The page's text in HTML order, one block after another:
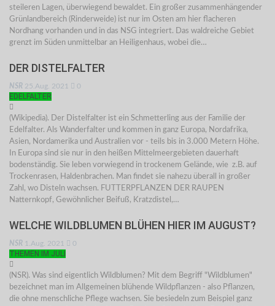
steileren Lagen, überwiegend bewaldet. Ein großer zusammenhängender
Grünlandbereich (Rinderweide) ist nur im Osten am hier flacheren
Nordhang vorhanden und in das NSG integriert. Das waldreiche Gebiet
grenzt im Süden unmittelbar an Heiligenhaus, wobei die…
DER DISTELFALTER
NSR 25.Aug. 2021 0
EDELFALTER
(Wikipedia). Der Distelfalter ist ein Schmetterling aus der Familie der
Edelfalter. Als Wanderfalter und kommen in ganz Europa, Nordafrika,
Asien, Nordamerika und Australien vor - teils bis in 3.000 Metern Höhe.
In Europa sind sie nur in den heißen Mittelmeergebieten dauerhaft
bodenständig. Sie leben vorwiegend in trockenem Gelände, wie z.B. auf
Trockenrasen, Haldenbrachen. Man findet sie nahezu überall in großer
Zahl, wo Disteln wachsen. FUTTERPFLANZEN DER RAUPEN
Natternkopf, Gewöhnlicher Beifuß, Kratzdistel,…
WELCHE WILDBLUMEN BLÜHEN HIER IM AUGUST?
NSR 1.Aug. 2021 0
THEMEN IM JULI
(NSR). Was sind eigentlich Wildblumen? Mit dem Begriff "Wildblumen"
bezeichnet man im Allgemeinen blühende Wildpflanzen - also Pflanzen,
die ohne menschliche Pflege wachsen. Sie besiedeln zum Beispiel ganz